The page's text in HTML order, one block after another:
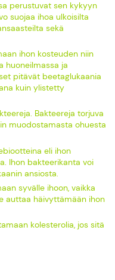
perustuvat sen kykyyn
suojaa ihoa ulkoisilta
sekä
ihon kosteuden niin
huoneilmassa ja
pitävät beetaglukaania
kuin ylistetty
Bakteereja torjuva
muodostamasta ohuesta
eli ihon
Ihon bakteerikanta voi
ansiosta.
syvälle ihoon, vaikka
auttaa häivyttämään ihon
kolesterolia, jos sitä